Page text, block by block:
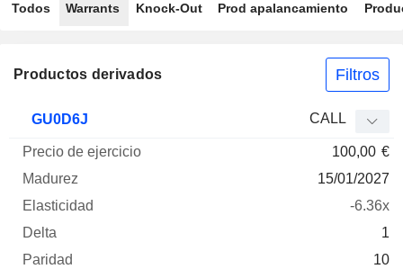
Todos Warrants Knock-Out Prod apalancamiento
Productos derivados Filtros
Mnemo Tipo
ejercicio
Delta
GU0D6J CALL
100,00 €
15/01/2027
-6.36x
1
10